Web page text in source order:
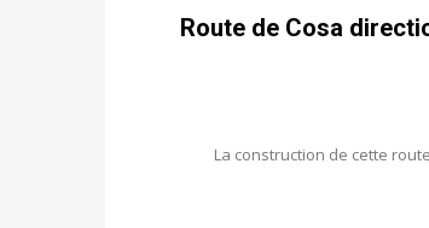
Route de Cosa
La construction de cette